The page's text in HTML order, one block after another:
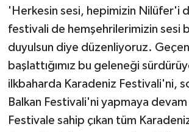
'Herkesin sesi, hepimizin Nilüfer'i
festivali de hemşehrilerimizin sesi
duyulsun diye düzenliyoruz. Geçen
başlattığımız bu geleneği
ilkbaharda Karadeniz Festivali'ni,
Balkan Festivali'ni yapmaya
Festivale sahip çıkan tüm